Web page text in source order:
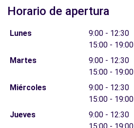
Horario de apertura
Lunes
9:00 - 12:30
15:00 - 19:00
Martes
9:00 - 12:30
15:00 - 19:00
Miércoles
9:00 - 12:30
15:00 - 19:00
Jueves
9:00 - 12:30